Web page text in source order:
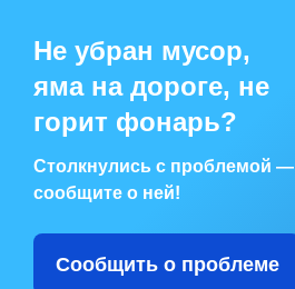
Не убран мусор,
яма на дороге, не
горит фонарь?
Столкнулись с проблемой —
сообщите о ней!
Сообщить о проблеме